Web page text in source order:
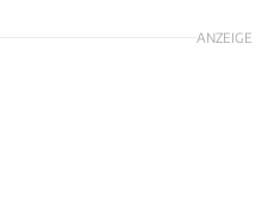
ANZEIGE